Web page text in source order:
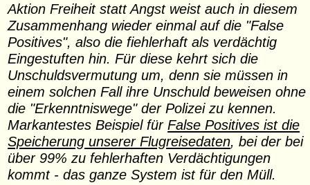
Aktion Freiheit statt Angst weist auch in diesem
Zusammenhang wieder einmal auf die "False
Positives", also die fiehlerhaft als verdächtig
Eingestuften hin. Für diese kehrt sich die
Unschuldsvermutung um, denn sie müssen in
einem solchen Fall ihre Unschuld beweisen ohne
die "Erkenntniswege" der Polizei zu kennen.
Markantestes Beispiel fürFalse Positives ist die
Speicherung unserer Flugreisedaten, bei der bei
über 99% zu fehlerhaften Verdächtigungen
kommt - das ganze System ist für den Müll.